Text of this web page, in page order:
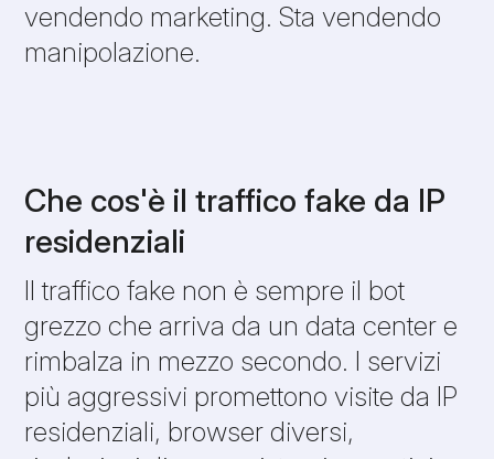
vendendo marketing. Sta vendendo
manipolazione.
Che cos'è il traffico fake da IP
residenziali
Il traffico fake non è sempre il bot
grezzo che arriva da un data center e
rimbalza in mezzo secondo. I servizi
più aggressivi promettono visite da IP
residenziali, browser diversi,